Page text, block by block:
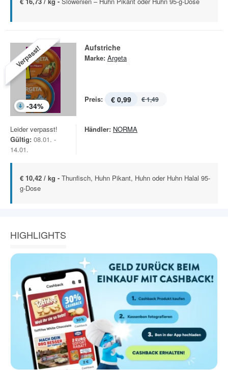
Verpasst!
-34%
Aufstriche
Marke: Argeta
Preis: € 0,99 € 1,49
Leider verpasst!
Gültig: 08.01. -
14.01.
Händler: NORMA
€ 10,42 / kg - Thunfisch, Huhn Pikant, Huhn oder Huhn Halal 95-
g-Dose
HIGHLIGHTS